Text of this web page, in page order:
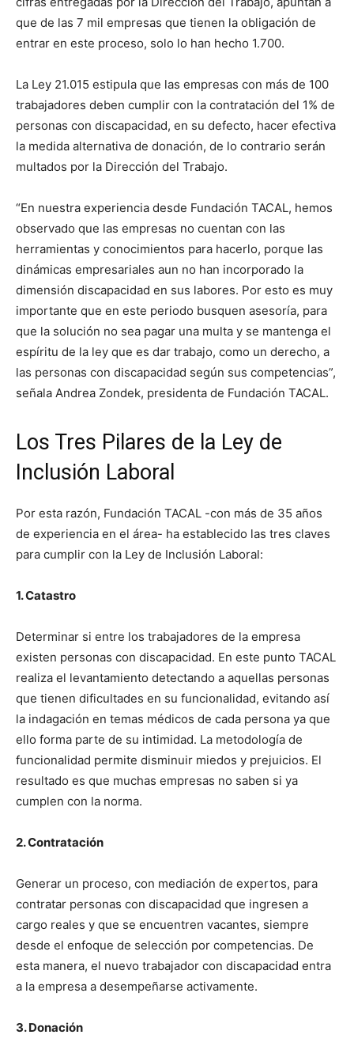
que de las 7 mil empresas que tienen la obligación de
entrar en este proceso, solo lo han hecho 1.700.
La Ley 21.015 estipula que las empresas con más de 100
trabajadores deben cumplir con la contratación del 1% de
personas con discapacidad, en su defecto, hacer efectiva
la medida alternativa de donación, de lo contrario serán
multados por la Dirección del Trabajo.
“En nuestra experiencia desde Fundación TACAL, hemos
observado que las empresas no cuentan con las
herramientas y conocimientos para hacerlo, porque las
dinámicas empresariales aun no han incorporado la
dimensión discapacidad en sus labores. Por esto es muy
importante que en este periodo busquen asesoría, para
que la solución no sea pagar una multa y se mantenga el
espíritu de la ley que es dar trabajo, como un derecho, a
las personas con discapacidad según sus competencias”,
señala Andrea Zondek, presidenta de Fundación TACAL.
Los Tres Pilares de la Ley de
Inclusión Laboral
Por esta razón, Fundación TACAL -con más de 35 años
de experiencia en el área- ha establecido las tres claves
para cumplir con la Ley de Inclusión Laboral:
1. Catastro
Determinar si entre los trabajadores de la empresa
existen personas con discapacidad. En este punto TACAL
realiza el levantamiento detectando a aquellas personas
que tienen dificultades en su funcionalidad, evitando así
la indagación en temas médicos de cada persona ya que
ello forma parte de su intimidad. La metodología de
funcionalidad permite disminuir miedos y prejuicios. El
resultado es que muchas empresas no saben si ya
cumplen con la norma.
2. Contratación
Generar un proceso, con mediación de expertos, para
contratar personas con discapacidad que ingresen a
cargo reales y que se encuentren vacantes, siempre
desde el enfoque de selección por competencias. De
esta manera, el nuevo trabajador con discapacidad entra
a la empresa a desempeñarse activamente.
3. Donación